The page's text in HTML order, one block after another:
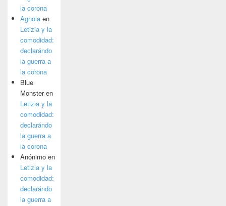
la corona
Agnola en
Letizia y la
comodidad:
declarándo
la guerra a
la corona
Blue
Monsteren
Letizia y la
comodidad:
declarándo
la guerra a
la corona
Anónimo en
Letizia y la
comodidad:
declarándo
la guerra a